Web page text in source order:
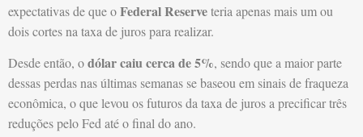
expectativas de que oFederal Reserveteria apenas mais um ou
dois cortes na taxa de juros para realizar.
Desde então, odólar caiu cerca de 5%, sendo que a maior parte
dessas perdas nas últimas semanas se baseou em sinais de fraqueza
econômica, o que levou os futuros da taxa de juros a precificar três
reduções pelo Fed até o final do ano.